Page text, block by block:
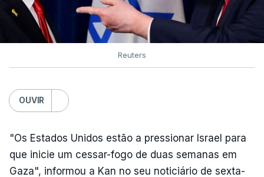
Reuters
OUVIR
"Os Estados Unidos estão a pressionar Israel para
que inicie um cessar-fogo de duas semanas em
Gaza", informou a Kan no seu noticiário de sexta-